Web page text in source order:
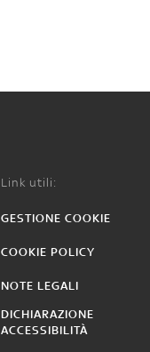
Link utili:
GESTIONE COOKIE
COOKIE POLICY
NOTE LEGALI
DICHIARAZIONE
ACCESSIBILITÀ